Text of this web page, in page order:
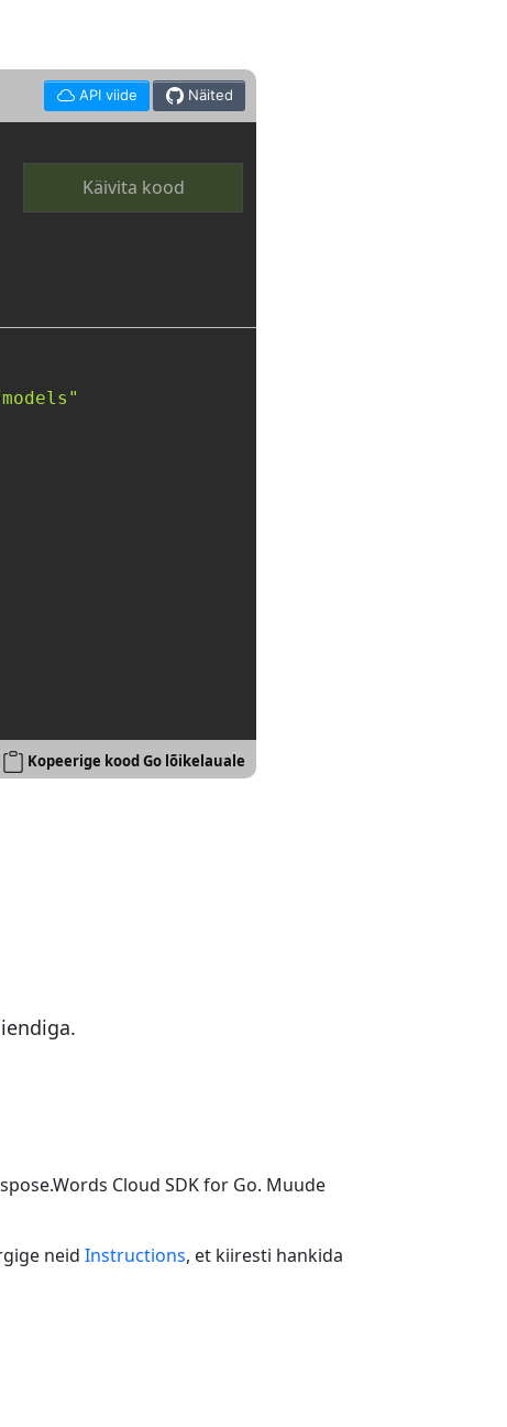
API viide Näited
Käivita kood
Kopeerige kood Go lõikelauale
Cloud SDK for Go. Muude
neid Instructions, et kiiresti hankida